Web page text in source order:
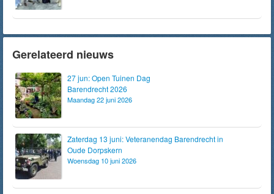
Gerelateerd nieuws
27 jun: Open Tuinen Dag
Barendrecht 2026
Maandag 22 juni 2026
Zaterdag 13 juni: Veteranendag Barendrecht in
Oude Dorpskern
Woensdag 10 juni 2026